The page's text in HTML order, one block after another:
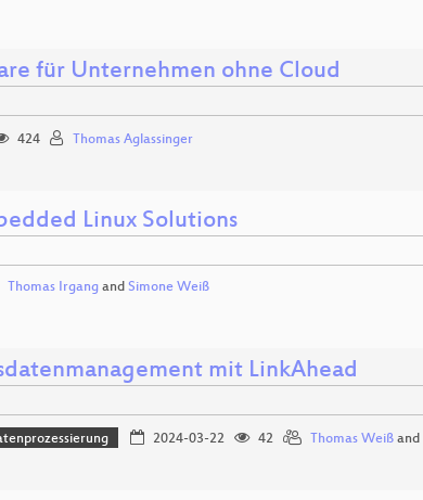
für Unternehmen ohne Cloud
424 Thomas Aglassinger
Linux Solutions
Thomas Irgang and Simone Weiß
mit LinkAhead
2024-03-22 42 Thomas Weißand